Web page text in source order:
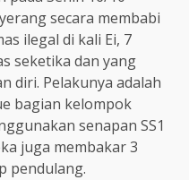
secara membabi
ilegal di kali Ei, 7
seketika dan yang
diri. Pelakunya adalah
bagian kelompok
senapan SS1
juga membakar 3
pendulang.